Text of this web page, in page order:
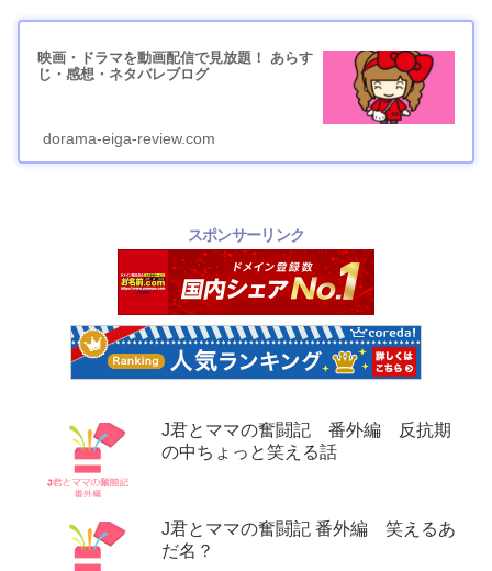
映画・ドラマを動画配信で見放題！ あらす
じ・感想・ネタバレブログ
dorama-eiga-review.com
スポンサーリンク
J君とママの奮闘記 番外編 反抗期
の中ちょっと笑える話
J君とママの奮闘記 番外編 笑えるあ
だ名？